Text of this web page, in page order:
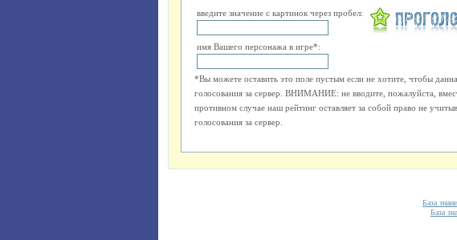
введите значение с картинок через пробел:
имя Вашего персонажа в игре*:
*Вы можете оставить это поле пустым если не хотите, чтобы
голосования за сервер. ВНИМАНИЕ: не вводите, пожалуйста,
противном случае наш рейтинг оставляет за собой право не
голосования за сервер.
База
База